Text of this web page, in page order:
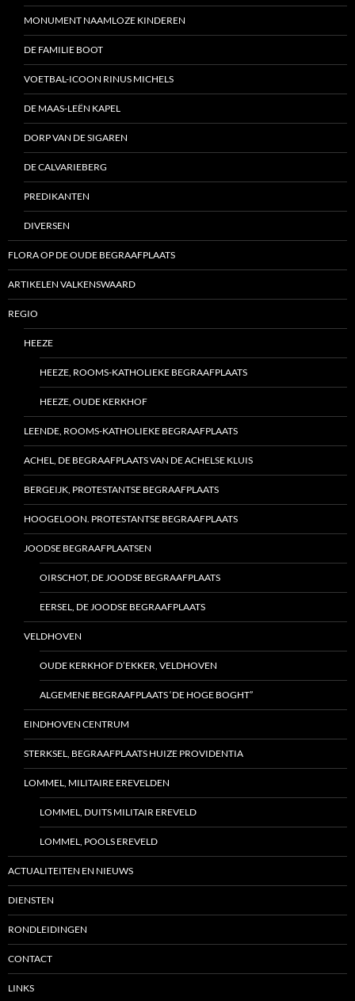
MONUMENT NAAMLOZE KINDEREN
DE FAMILIE BOOT
VOETBAL-ICOON RINUS MICHELS
DE MAAS-LEËN KAPEL
DORP VAN DE SIGAREN
DE CALVARIEBERG
PREDIKANTEN
DIVERSEN
FLORA OP DE OUDE BEGRAAFPLAATS
ARTIKELEN VALKENSWAARD
REGIO
HEEZE
HEEZE, ROOMS-KATHOLIEKE BEGRAAFPLAATS
HEEZE, OUDE KERKHOF
LEENDE, ROOMS-KATHOLIEKE BEGRAAFPLAATS
ACHEL, DE BEGRAAFPLAATS VAN DE ACHELSE KLUIS
BERGEIJK, PROTESTANTSE BEGRAAFPLAATS
HOOGELOON. PROTESTANTSE BEGRAAFPLAATS
JOODSE BEGRAAFPLAATSEN
OIRSCHOT, DE JOODSE BEGRAAFPLAATS
EERSEL, DE JOODSE BEGRAAFPLAATS
VELDHOVEN
OUDE KERKHOF D’EKKER, VELDHOVEN
ALGEMENE BEGRAAFPLAATS ‘DE HOGE BOGHT”
EINDHOVEN CENTRUM
STERKSEL, BEGRAAFPLAATS HUIZE PROVIDENTIA
LOMMEL, MILITAIRE EREVELDEN
LOMMEL, DUITS MILITAIR EREVELD
LOMMEL, POOLS EREVELD
ACTUALITEITEN EN NIEUWS
DIENSTEN
RONDLEIDINGEN
CONTACT
LINKS